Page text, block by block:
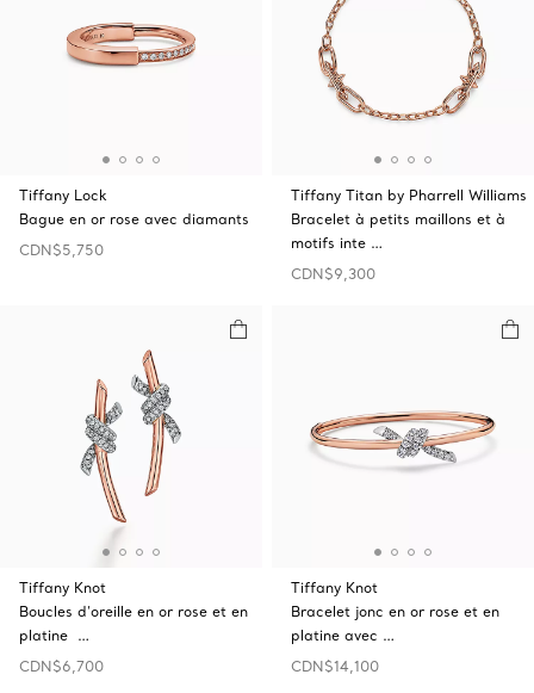
Tiffany Lock
Bague en or rose avec diamants
CDN$5,750
Tiffany Titan by Pharrell Williams
Bracelet à petits maillons et à
motifs inte …
CDN$9,300
Tiffany Knot
Boucles d’oreille en or rose et en
platine …
CDN$6,700
Tiffany Knot
Bracelet jonc en or rose et en
platine avec …
CDN$14,100